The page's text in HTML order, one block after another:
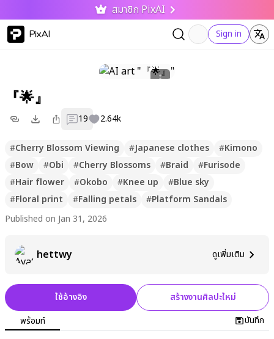
สมาชิก PixAI
PixAI Sign in
『🌟』
19 2.64k
#Cherry Blossom Viewing #Japanese clothes #Kimono
#Bow #Obi #Cherry Blossoms #Braid #Furisode
#Hair flower #Okobo #Knee up #Blue sky
#Floral print #Falling petals #Platform Sandals
Published on Jan 31, 2026
hettwy ดูเพิ่มเติม
ใช้อ้างอิง
สร้างงานศิลปะใหม่
พร้อมท์
บันทึก